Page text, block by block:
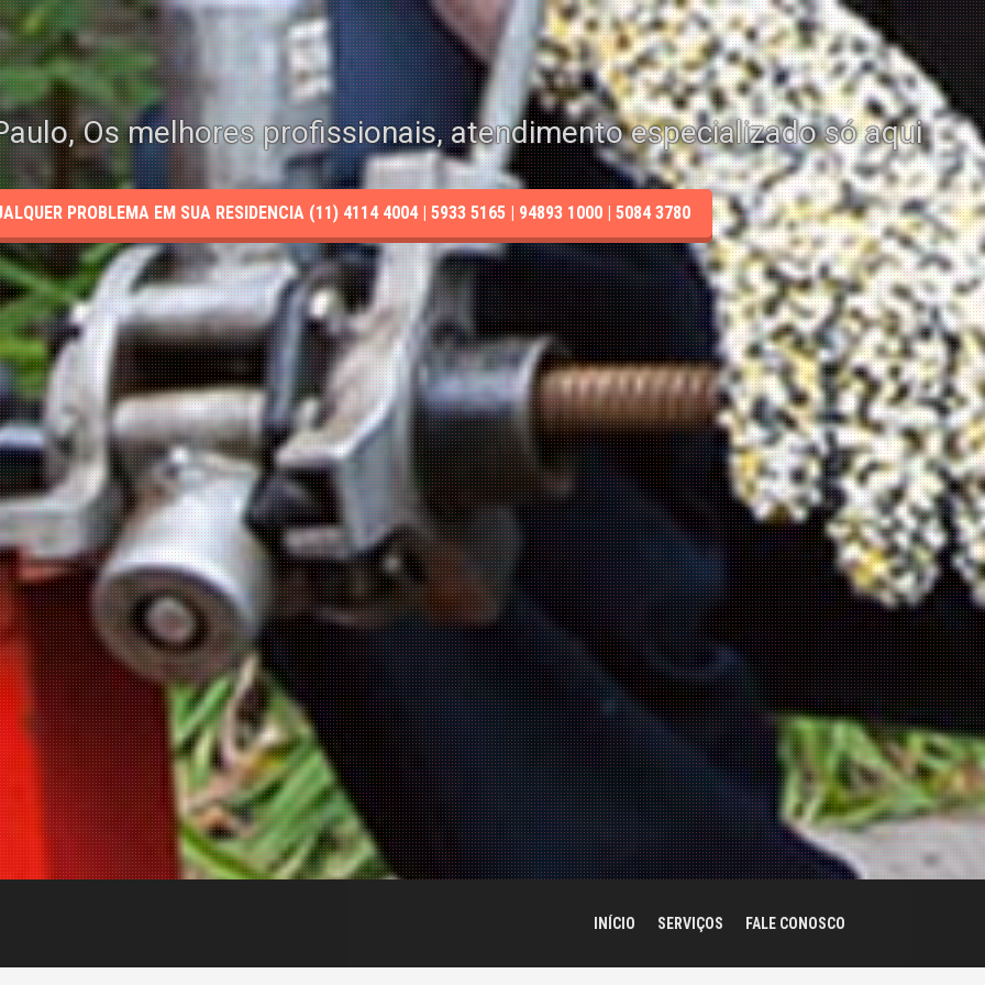
Os melhores profissionais, atendimento especializado só aqui
PROBLEMA EM SUA RESIDENCIA (11) 4114 4004 | 5933 5165 | 94893 1000 | 5084 3780
INÍCIO SERVIÇOS FALE CONOSCO